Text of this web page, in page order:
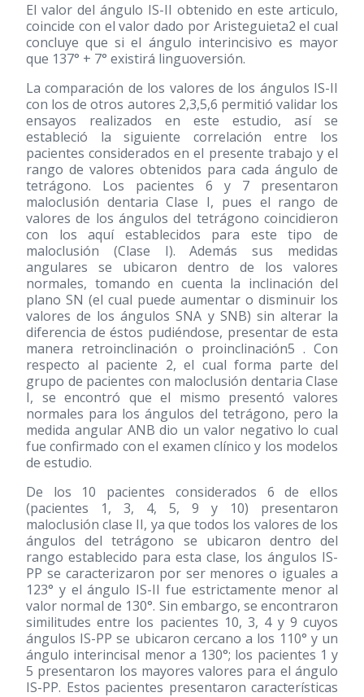
El valor del ángulo IS-II obtenido en este articulo,
coincide con el valor dado por Aristeguieta2 el cual
concluye que si el ángulo interincisivo es mayor
que 137° + 7° existirá linguoversión.
La comparación de los valores de los ángulos IS-II
con los de otros autores 2,3,5,6 permitió validar los
ensayos realizados en este estudio, así se
estableció la siguiente correlación entre los
pacientes considerados en el presente trabajo y el
rango de valores obtenidos para cada ángulo de
tetrágono. Los pacientes 6 y 7 presentaron
maloclusión dentaria Clase I, pues el rango de
valores de los ángulos del tetrágono coincidieron
con los aquí establecidos para este tipo de
maloclusión (Clase I). Además sus medidas
angulares se ubicaron dentro de los valores
normales, tomando en cuenta la inclinación del
plano SN (el cual puede aumentar o disminuir los
valores de los ángulos SNA y SNB) sin alterar la
diferencia de éstos pudiéndose, presentar de esta
manera retroinclinación o proinclinación5 . Con
respecto al paciente 2, el cual forma parte del
grupo de pacientes con maloclusión dentaria Clase
I, se encontró que el mismo presentó valores
normales para los ángulos del tetrágono, pero la
medida angular ANB dio un valor negativo lo cual
fue confirmado con el examen clínico y los modelos
de estudio.
De los 10 pacientes considerados 6 de ellos
(pacientes 1, 3, 4, 5, 9 y 10) presentaron
maloclusión clase II, ya que todos los valores de los
ángulos del tetrágono se ubicaron dentro del
rango establecido para esta clase, los ángulos IS-
PP se caracterizaron por ser menores o iguales a
123° y el ángulo IS-II fue estrictamente menor al
valor normal de 130°. Sin embargo, se encontraron
similitudes entre los pacientes 10, 3, 4 y 9 cuyos
ángulos IS-PP se ubicaron cercano a los 110° y un
ángulo interincisal menor a 130°; los pacientes 1 y
5 presentaron los mayores valores para el ángulo
IS-PP. Estos pacientes presentaron características